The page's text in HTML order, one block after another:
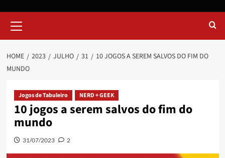
HOME 2023 JULHO 31
10 JOGOS A SEREM SALVOS DO FIM DO
MUNDO
Jogos de Tabuleiro NERD + GEEK
10 jogos a serem salvos do fim do
mundo
31/07/2023 2